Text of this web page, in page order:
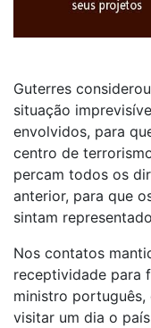
Guterres
situação
envolvidos, para
centro de
percam todos os
anterior, para que
sintam
Nos contatos
receptividade para
ministro português,
visitar um dia o